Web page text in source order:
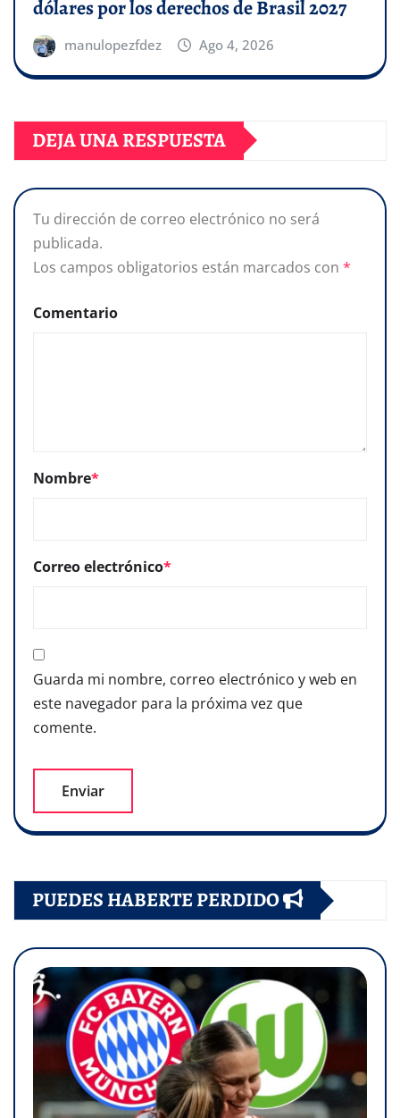
dólares por los derechos de Brasil 2027
manulopezfdez Ago 4, 2026
DEJA UNA RESPUESTA
Tu dirección de correo electrónico no será
publicada.
Los campos obligatorios están marcados con *
Comentario
Nombre*
Correo electrónico*
Guarda mi nombre, correo electrónico y web en
este navegador para la próxima vez que
comente.
PUEDES HABERTE PERDIDO